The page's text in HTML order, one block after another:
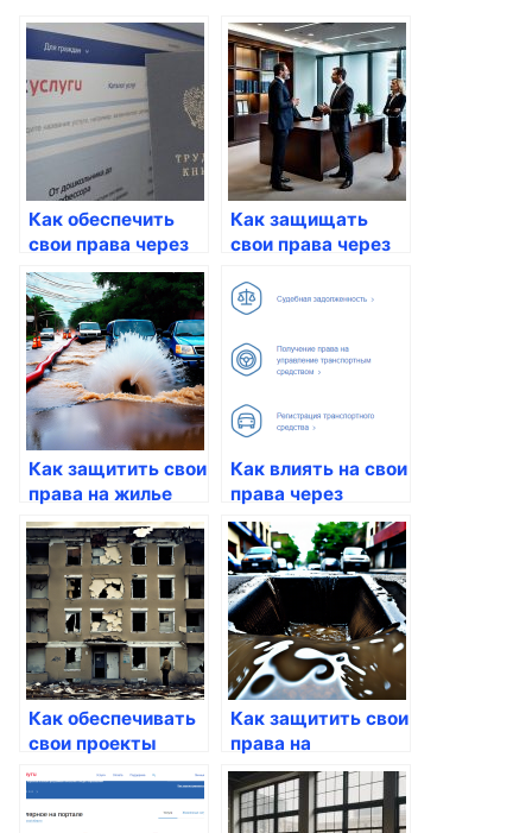
Как обеспечить
свои права через
госуслуги
Как защищать
свои права через
Как защитить свои
права на жилье
через Госуслуги
Как влиять на свои
права через
госуслуги
Как обеспечивать
свои проекты
через госуслуги
Как защитить свои
права на
собственность
через госуслуги